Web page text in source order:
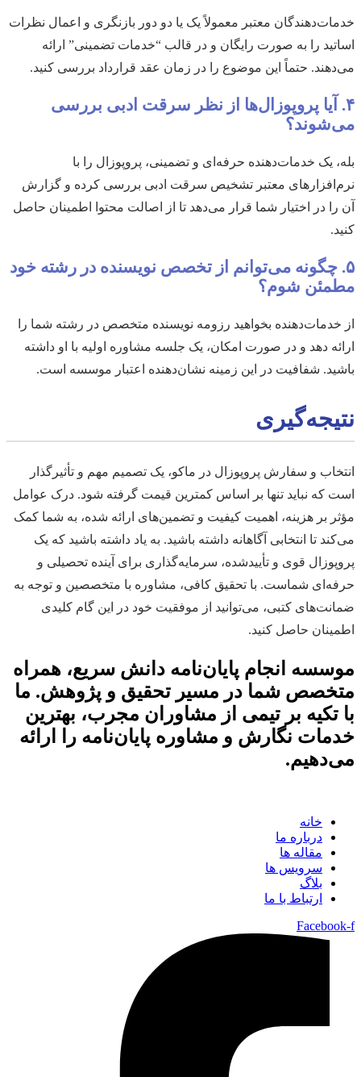
خدمات‌دهندگان معتبر معمولاً یک یا دو دور بازنگری و اعمال نظرات
اساتید را به صورت رایگان و در قالب “خدمات تضمینی” ارائه
می‌دهند. حتماً این موضوع را در زمان عقد قرارداد بررسی کنید.
۴. آیا پروپوزال‌ها از نظر سرقت ادبی بررسی
می‌شوند؟
بله، یک خدمات‌دهنده حرفه‌ای و تضمینی، پروپوزال را با
نرم‌افزارهای معتبر تشخیص سرقت ادبی بررسی کرده و گزارش
آن را در اختیار شما قرار می‌دهد تا از اصالت محتوا اطمینان حاصل
کنید.
۵. چگونه می‌توانم از تخصص نویسنده در رشته خود
مطمئن شوم؟
از خدمات‌دهنده بخواهید رزومه نویسنده متخصص در رشته شما را
ارائه دهد و در صورت امکان، یک جلسه مشاوره اولیه با او داشته
باشید. شفافیت در این زمینه نشان‌دهنده اعتبار موسسه است.
نتیجه‌گیری
انتخاب و سفارش پروپوزال در ماکو، یک تصمیم مهم و تأثیرگذار
است که نباید تنها بر اساس کمترین قیمت گرفته شود. درک عوامل
مؤثر بر هزینه، اهمیت کیفیت و تضمین‌های ارائه شده، به شما کمک
می‌کند تا انتخابی آگاهانه داشته باشید. به یاد داشته باشید که یک
پروپوزال قوی و تأییدشده، سرمایه‌گذاری برای آینده تحصیلی و
حرفه‌ای شماست. با تحقیق کافی، مشاوره با متخصصین و توجه به
ضمانت‌های کتبی، می‌توانید از موفقیت خود در این گام کلیدی
اطمینان حاصل کنید.
موسسه انجام پایان‌نامه دانش سریع، همراه
متخصص شما در مسیر تحقیق و پژوهش. ما
با تکیه بر تیمی از مشاوران مجرب، بهترین
خدمات نگارش و مشاوره پایان‌نامه را ارائه
می‌دهیم.
خانه
درباره ما
مقاله ها
سرویس ها
بلاگ
ارتباط با ما
Facebook-f